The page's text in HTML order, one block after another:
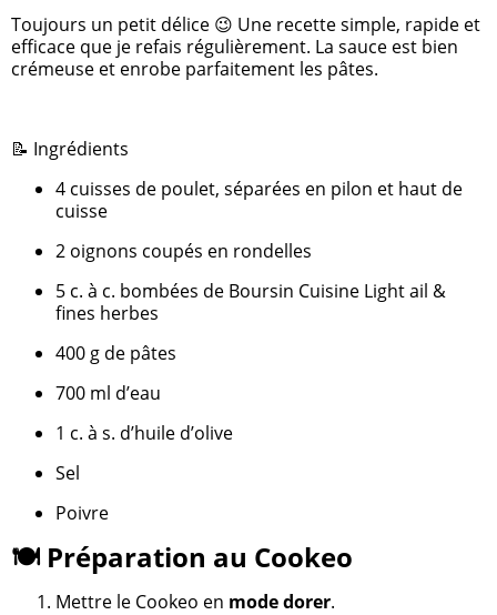
Toujours un petit délice 😉 Une recette simple, rapide et
efficace que je refais régulièrement. La sauce est bien
crémeuse et enrobe parfaitement les pâtes.
📝 Ingrédients
4 cuisses de poulet, séparées en pilon et haut de
cuisse
2 oignons coupés en rondelles
5 c. à c. bombées de Boursin Cuisine Light ail &
fines herbes
400 g de pâtes
700 ml d’eau
1 c. à s. d’huile d’olive
Sel
Poivre
🍽️ Préparation au Cookeo
Mettre le Cookeo en mode dorer.